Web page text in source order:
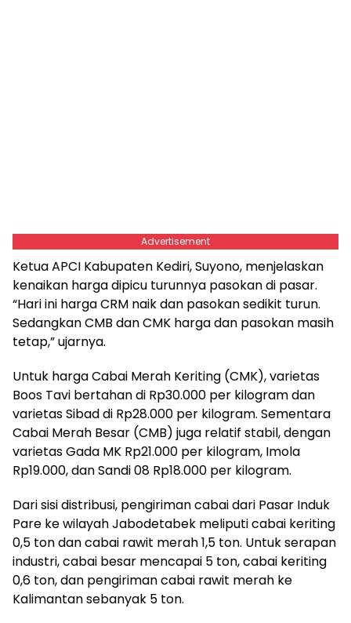
Advertisement
Ketua APCI Kabupaten Kediri, Suyono, menjelaskan
kenaikan harga dipicu turunnya pasokan di pasar.
“Hari ini harga CRM naik dan pasokan sedikit turun.
Sedangkan CMB dan CMK harga dan pasokan masih
tetap,” ujarnya.
Untuk harga Cabai Merah Keriting (CMK), varietas
Boos Tavi bertahan di Rp30.000 per kilogram dan
varietas Sibad di Rp28.000 per kilogram. Sementara
Cabai Merah Besar (CMB) juga relatif stabil, dengan
varietas Gada MK Rp21.000 per kilogram, Imola
Rp19.000, dan Sandi 08 Rp18.000 per kilogram.
Dari sisi distribusi, pengiriman cabai dari Pasar Induk
Pare ke wilayah Jabodetabek meliputi cabai keriting
0,5 ton dan cabai rawit merah 1,5 ton. Untuk serapan
industri, cabai besar mencapai 5 ton, cabai keriting
0,6 ton, dan pengiriman cabai rawit merah ke
Kalimantan sebanyak 5 ton.